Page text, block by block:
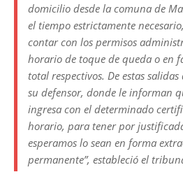
domicilio desde la comuna de
el tiempo estrictamente
contar con los permisos
horario de toque de queda o en
total respectivos. De estas
su defensor, donde le informan
ingresa con el determinado
horario, para tener por
esperamos lo sean en forma
permanente”, estableció el